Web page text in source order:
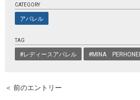
CATEGORY
アパレル
TAG
#レディースアパレル #MINA
＜ 前のエントリー